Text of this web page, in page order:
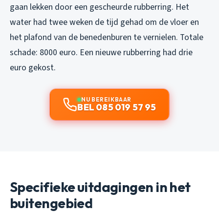
gaan lekken door een gescheurde rubberring. Het
water had twee weken de tijd gehad om de vloer en
het plafond van de benedenburen te vernielen. Totale
schade: 8000 euro. Een nieuwe rubberring had drie
euro gekost.
NU BEREIKBAAR
BEL 085 019 57 95
Specifieke uitdagingen in het
buitengebied